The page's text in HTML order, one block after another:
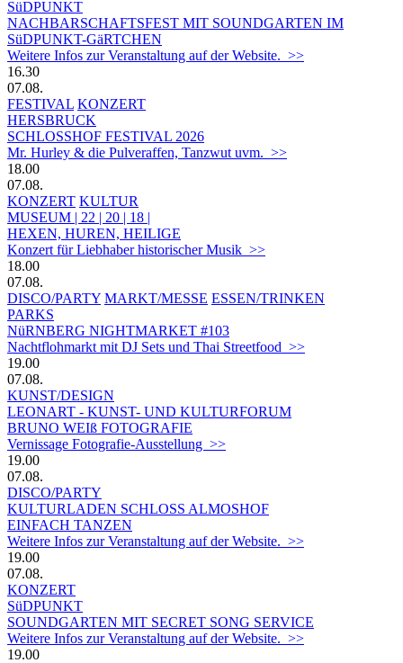
SüDPUNKT
NACHBARSCHAFTSFEST MIT SOUNDGARTEN IM
SüDPUNKT-GäRTCHEN
Weitere Infos zur Veranstaltung auf der Website. >>
16.30
07.08.
FESTIVAL KONZERT
HERSBRUCK
SCHLOSSHOF FESTIVAL 2026
Mr. Hurley & die Pulveraffen, Tanzwut uvm. >>
18.00
07.08.
KONZERT KULTUR
MUSEUM | 22 | 20 | 18 |
HEXEN, HUREN, HEILIGE
Konzert für Liebhaber historischer Musik >>
18.00
07.08.
DISCO/PARTY MARKT/MESSE ESSEN/TRINKEN
PARKS
NüRNBERG NIGHTMARKET #103
Nachtflohmarkt mit DJ Sets und Thai Streetfood >>
19.00
07.08.
KUNST/DESIGN
LEONART - KUNST- UND KULTURFORUM
BRUNO WEIß FOTOGRAFIE
Vernissage Fotografie-Ausstellung >>
19.00
07.08.
DISCO/PARTY
KULTURLADEN SCHLOSS ALMOSHOF
EINFACH TANZEN
Weitere Infos zur Veranstaltung auf der Website. >>
19.00
07.08.
KONZERT
SüDPUNKT
SOUNDGARTEN MIT SECRET SONG SERVICE
Weitere Infos zur Veranstaltung auf der Website. >>
19.00